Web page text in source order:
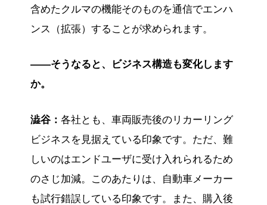
含めたクルマの機能そのものを通信でエンハ
ンス（拡張）することが求められます。
――そうなると、ビジネス構造も変化します
か。
澁谷： 各社とも、車両販売後のリカーリング
ビジネスを見据えている印象です。ただ、難
しいのはエンドユーザに受け入れられるため
のさじ加減。このあたりは、自動車メーカー
も試行錯誤している印象です。また、購入後